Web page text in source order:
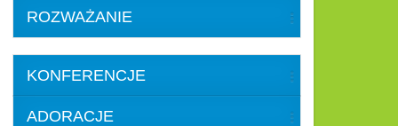
ROZWAŻANIE
KONFERENCJE
ADORACJE